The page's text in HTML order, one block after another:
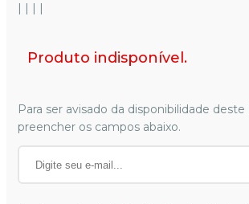
| | | |
Produto indisponível.
Para ser avisado da disponibilidade
preencher os campos abaixo.